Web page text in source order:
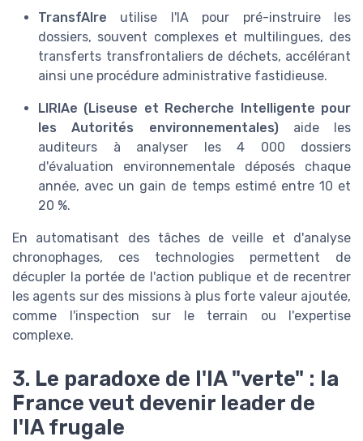
TransfAIre utilise l'IA pour pré-instruire les
dossiers, souvent complexes et multilingues, des
transferts transfrontaliers de déchets, accélérant
ainsi une procédure administrative fastidieuse.
LIRIAe (Liseuse et Recherche Intelligente pour
les Autorités environnementales)aide les
auditeurs à analyser les 4 000 dossiers
d'évaluation environnementale déposés chaque
année, avec un gain de temps estimé entre 10 et
20 %.
En automatisant des tâches de veille et d'analyse
chronophages, ces technologies permettent de
décupler la portée de l'action publique et de recentrer
les agents sur des missions à plus forte valeur ajoutée,
comme l'inspection sur le terrain ou l'expertise
complexe.
3. Le paradoxe de l'IA "verte" : la
France veut devenir leader de
l'IA frugale